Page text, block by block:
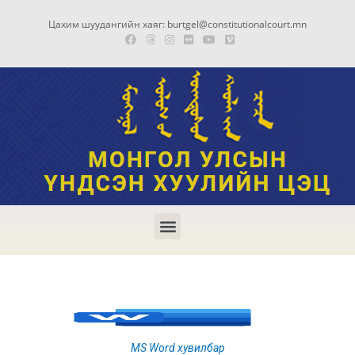
Цахим шуудангийн хаяг: burtgel@constitutionalcourt.mn
MS Word хувилбар